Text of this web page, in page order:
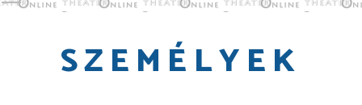
SZEMÉLYEK